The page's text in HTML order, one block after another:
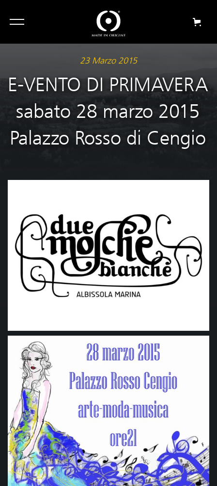
23 Marzo 2015
E-VENTO DI PRIMAVERA
sabato 28 marzo 2015
Palazzo Rosso di Cengio